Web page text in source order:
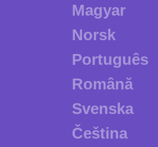
Magyar
Norsk
Português
Română
Svenska
Čeština